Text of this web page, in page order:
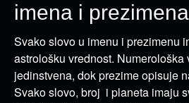
imena i prezimena
Svako slovo u imenu i prezimenu
astrološku vrednost.
jedinstvena, dok prezime opisuje
Svako slovo, broj i planeta imaju